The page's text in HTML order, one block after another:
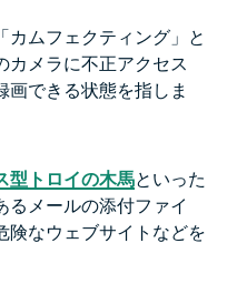
カムフェクティング」と
カメラに不正アクセス
画できる状態を指しま
型トロイの木馬といった
るメールの添付ファイ
険なウェブサイトなどを